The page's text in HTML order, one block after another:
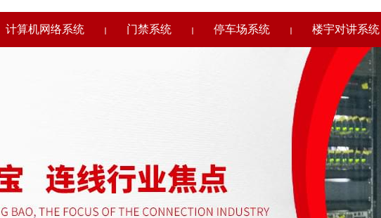
计算机网络系统 门禁系统 停车场系统 楼宇对讲系统